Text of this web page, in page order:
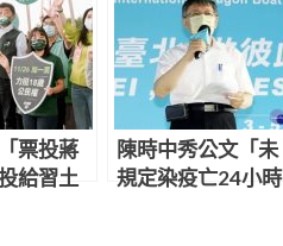
票投蔣
給習土
陳時中秀公文「未
規定染疫亡24小時